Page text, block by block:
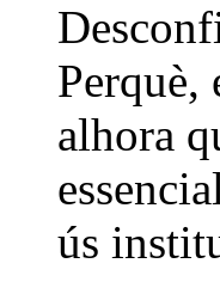
Perquè,
alhora
ús